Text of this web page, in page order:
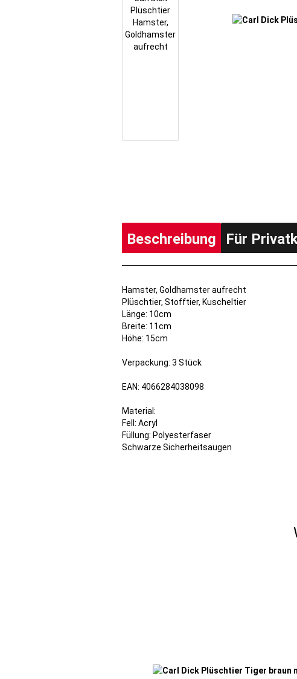
Beschreibung Für
Hamster, Goldhamster aufrecht
Plüschtier, Stofftier, Kuscheltier
Länge: 10cm
Breite: 11cm
Höhe: 15cm
Verpackung: 3 Stück
EAN: 4066284038098
Material:
Fell: Acryl
Füllung: Polyesterfaser
Schwarze Sicherheitsaugen